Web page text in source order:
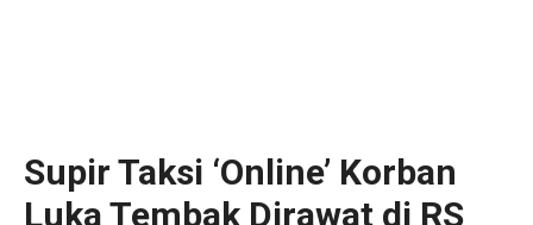
Supir Taksi ‘Online’ Korban
Luka Tembak Dirawat di RS